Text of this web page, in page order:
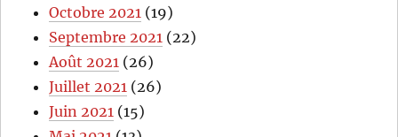
Octobre 2021 (19)
Septembre 2021 (22)
Août 2021 (26)
Juillet 2021 (26)
Juin 2021 (15)